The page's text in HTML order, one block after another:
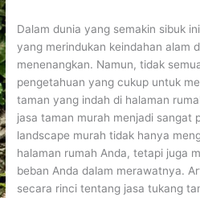
Dalam dunia yang semakin sibuk
yang merindukan keindahan alam
menenangkan. Namun, tidak
pengetahuan yang cukup untuk
taman yang indah di halaman
jasa taman murah menjadi sangat
landscape murah tidak hanya
halaman rumah Anda, tetapi juga
beban Anda dalam merawatnya.
secara rinci tentang jasa tukang